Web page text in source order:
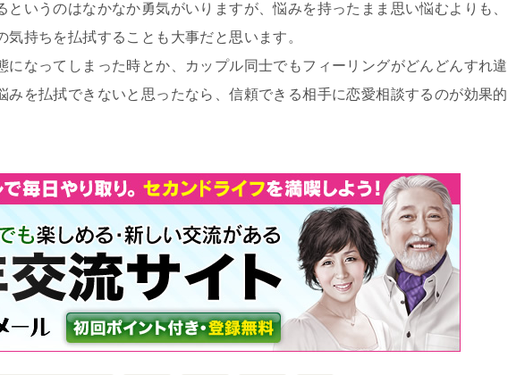
というのはなかなか勇気がいりますが、悩みを持ったまま思い悩むよりも、
持ちを払拭することも大事だと思います。
になってしまった時とか、カップル同士でもフィーリングがどんどんすれ違
みを払拭できないと思ったなら、信頼できる相手に恋愛相談するのが効果的